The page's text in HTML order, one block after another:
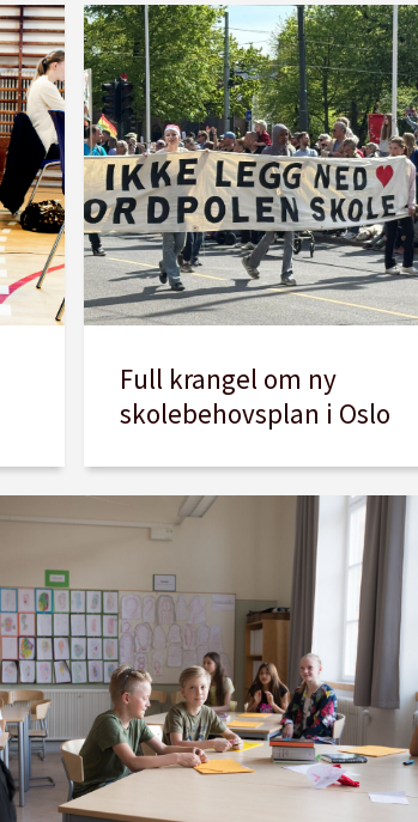
Full krangel om ny
skolebehovsplan i Oslo